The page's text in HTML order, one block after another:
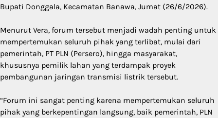
Bupati Donggala, Kecamatan Banawa, Jumat (26/6/2026).
Menurut Vera, forum tersebut menjadi wadah penting untuk
mempertemukan seluruh pihak yang terlibat, mulai dari
pemerintah, PT PLN (Persero), hingga masyarakat,
khususnya pemilik lahan yang terdampak proyek
pembangunan jaringan transmisi listrik tersebut.
“Forum ini sangat penting karena mempertemukan seluruh
pihak yang berkepentingan langsung, baik pemerintah, PLN